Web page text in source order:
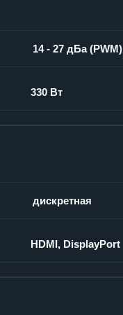
14 - 27 дБа (PWM)
330 Вт
дискретная
HDMI, DisplayPort